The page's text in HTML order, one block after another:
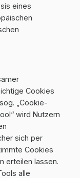
eines
Cookies
„Cookie-
wird Nutzern
sich per
Cookies
erteilen lassen.
alle